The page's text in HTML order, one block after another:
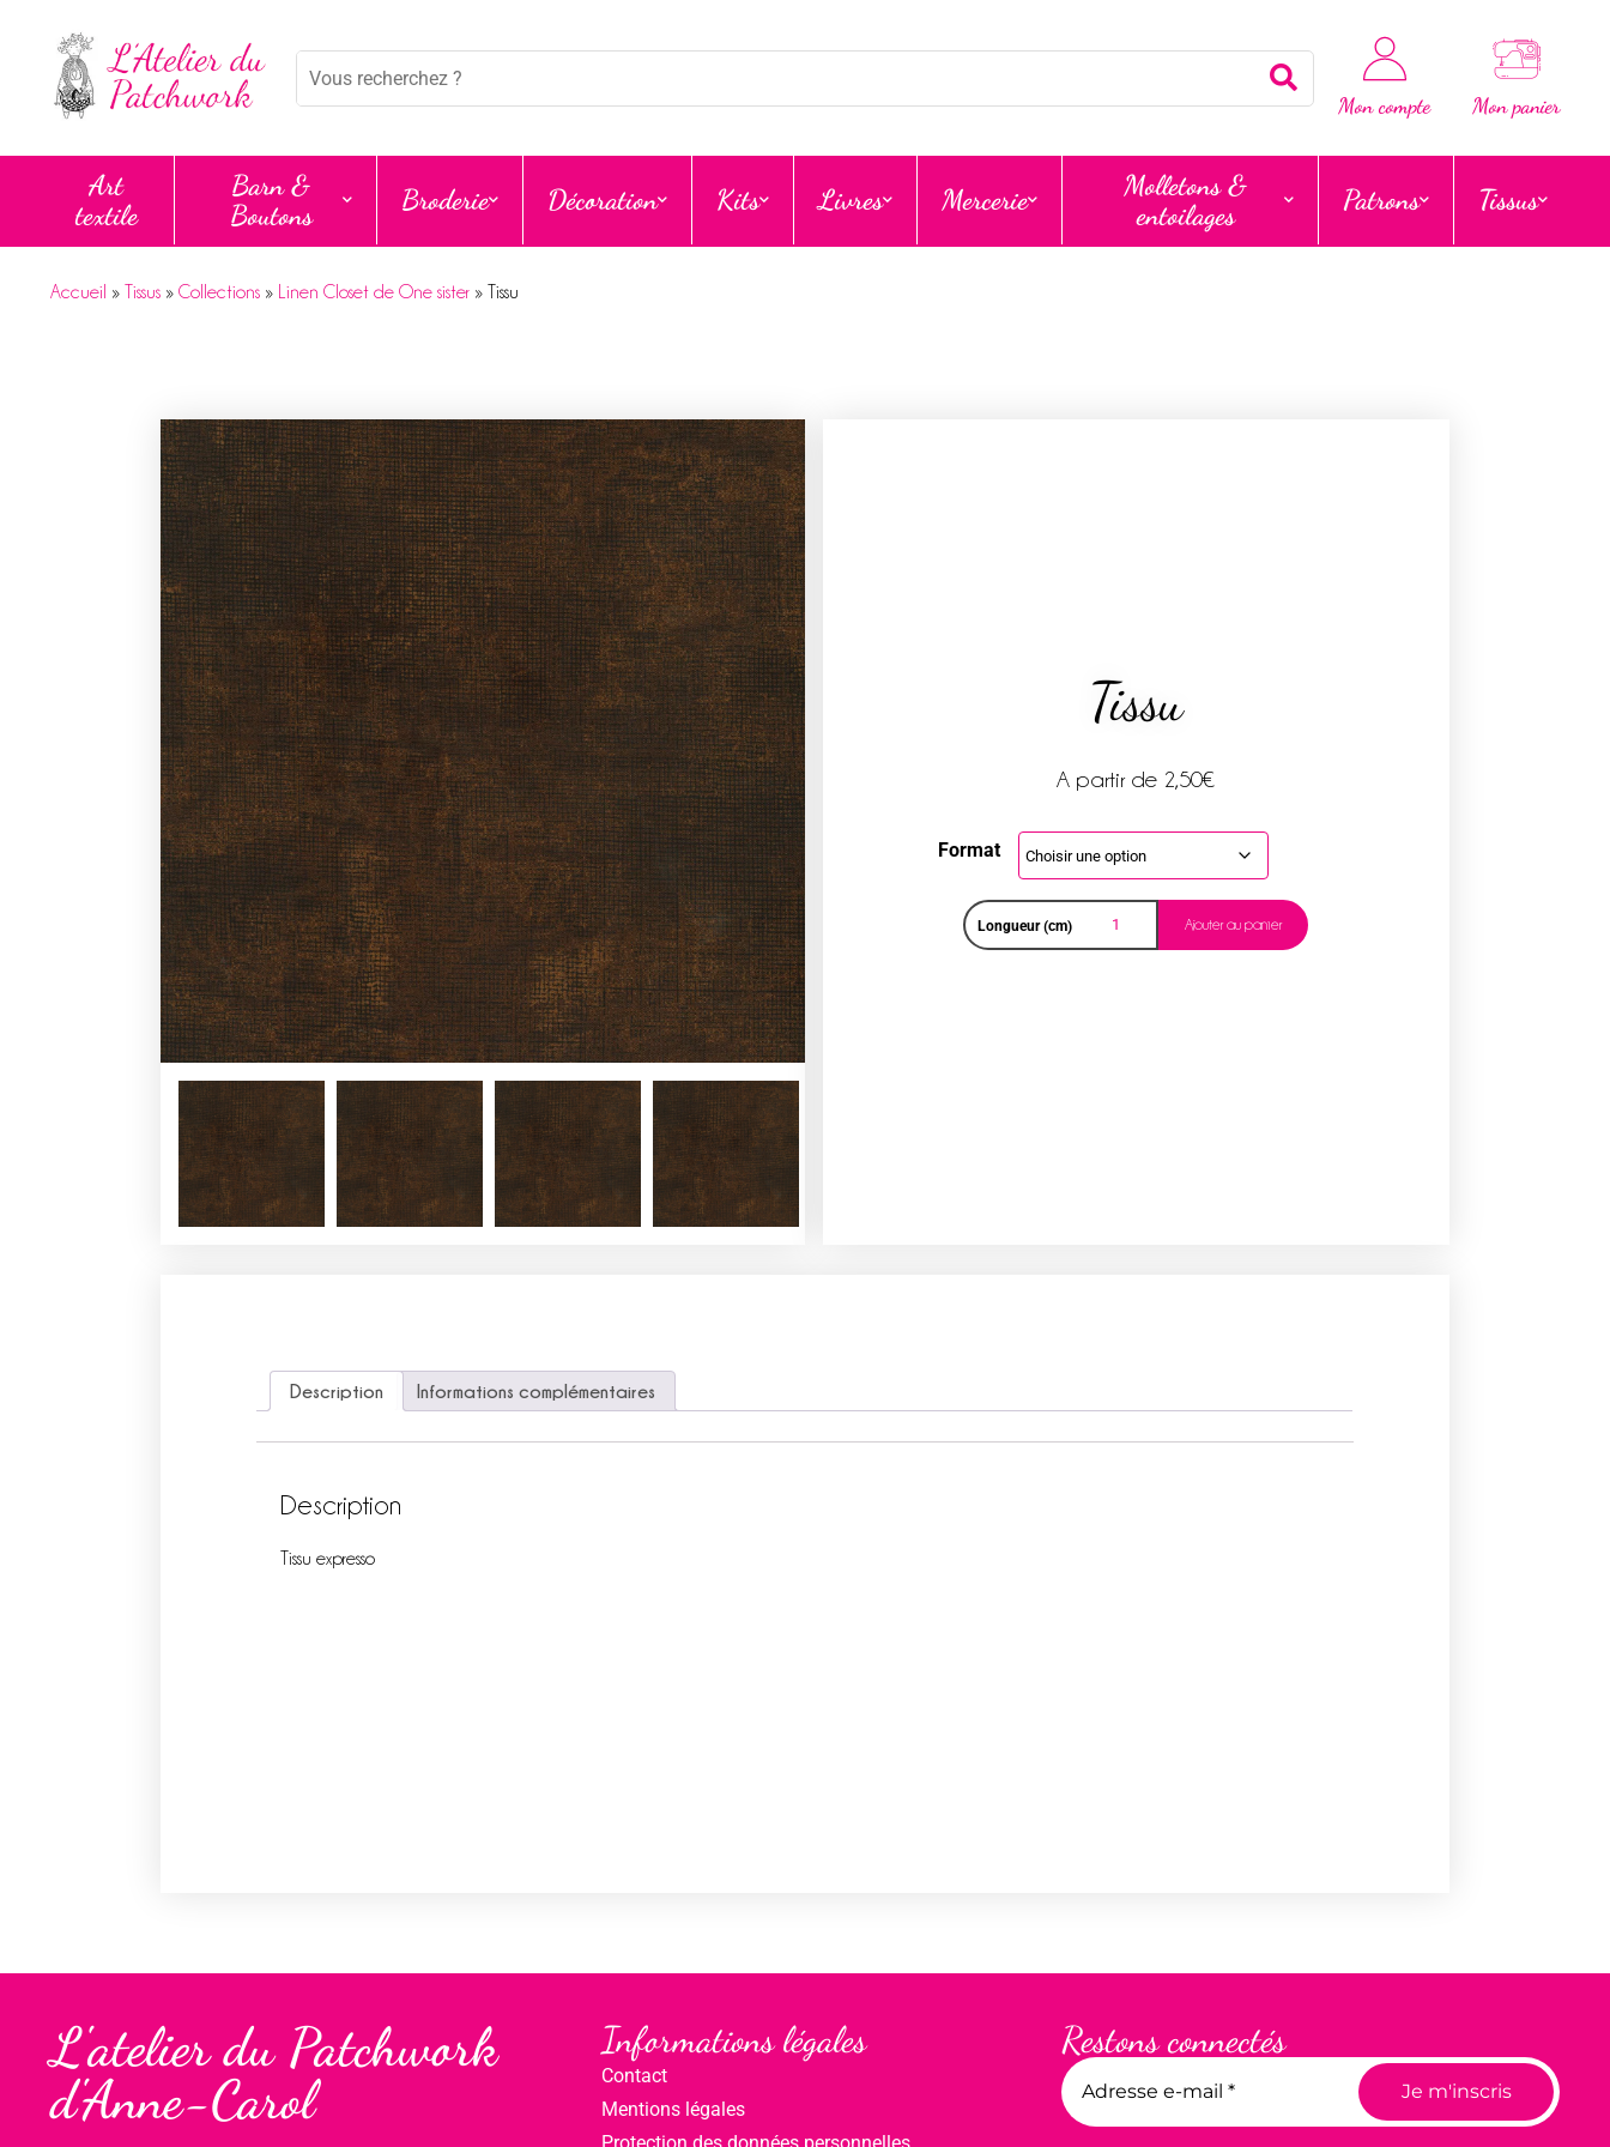
Mots
Rechercher
Mon compte Mon panier
Art
textile
Barn &
Boutons
Broderie Décoration Kits Livres Mercerie
Molletons &
entoilages
Patrons Tissus
Accueil » Tissus » Collections » Linen Closet de One sister » Tissu
Tissu
A partir de 2,50€
Format
Longueur (cm) Ajouter au panier
Description Informations complémentaires
Description
Tissu expresso
L'atelier du Patchwork
d'Anne-Carol
Informations légales
Contact
Mentions légales
Restons connectés